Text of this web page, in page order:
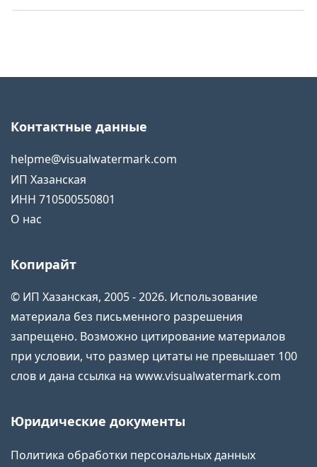
Контактные данные
helpme@visualwatermark.com
ИП Хазанская
ИНН 710500550801
О нас
Копирайт
© ИП Хазанская, 2005 - 2026. Использование
материала без письменного разрешения
запрещено. Возможно цитирование материалов
при условии, что размер цитаты не превышает 100
слов и дана ссылка на www.visualwatermark.com
Юридические документы
Политика обработки персональных данных